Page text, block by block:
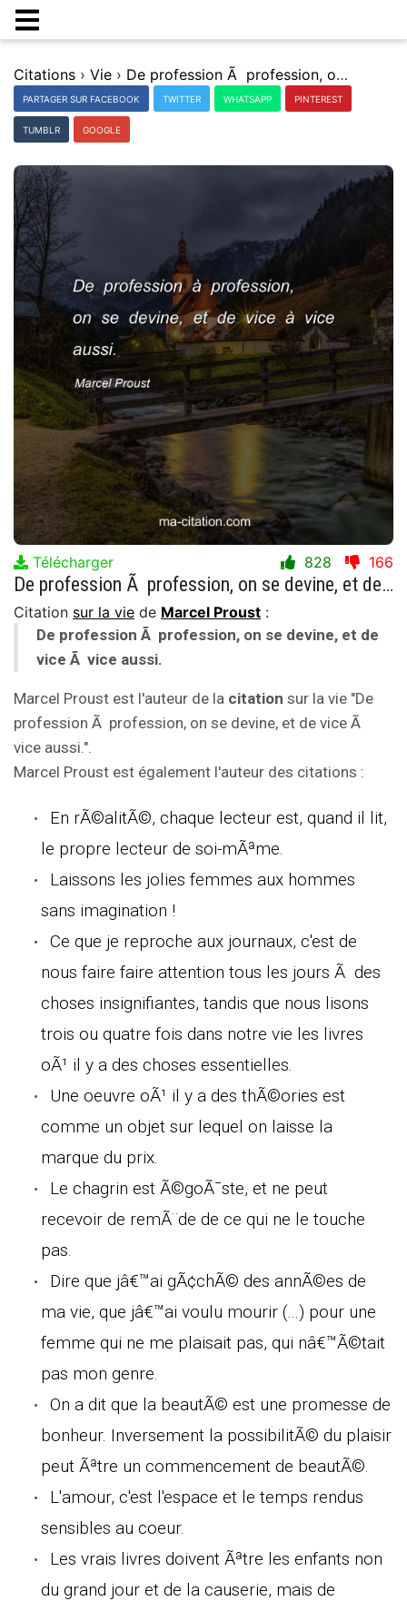
Citations › Vie › De profession Ã profession, on se devine, et de vice Ã vice aussi.
PARTAGER SUR FACEBOOK TWITTER WHATSAPP PINTEREST
TUMBLR GOOGLE
Télécharger 828 166
De profession Ã profession, on se devine, et de vice Ã vice aussi.
Citation sur la vie de Marcel Proust :
De profession Ã profession, on se devine, et de
vice Ã vice aussi.
Marcel Proust est l'auteur de la citation sur la vie "De
profession Ã profession, on se devine, et de vice Ã
vice aussi.".
Marcel Proust est également l'auteur des citations :
En rÃ©alitÃ©, chaque lecteur est, quand il lit,
le propre lecteur de soi-mÃªme.
Laissons les jolies femmes aux hommes
sans imagination !
Ce que je reproche aux journaux, c'est de
nous faire faire attention tous les jours Ã des
choses insignifiantes, tandis que nous lisons
trois ou quatre fois dans notre vie les livres
oÃ¹ il y a des choses essentielles.
Une oeuvre oÃ¹ il y a des thÃ©ories est
comme un objet sur lequel on laisse la
marque du prix.
Le chagrin est Ã©goÃ¯ste, et ne peut
recevoir de remÃ¨de de ce qui ne le touche
pas.
Dire que jâ€™ai gÃ¢chÃ© des annÃ©es de
ma vie, que jâ€™ai voulu mourir (...) pour une
femme qui ne me plaisait pas, qui nâ€™Ã©tait
pas mon genre.
On a dit que la beautÃ© est une promesse de
bonheur. Inversement la possibilitÃ© du plaisir
peut Ãªtre un commencement de beautÃ©.
L'amour, c'est l'espace et le temps rendus
sensibles au coeur.
Les vrais livres doivent Ãªtre les enfants non
du grand jour et de la causerie, mais de